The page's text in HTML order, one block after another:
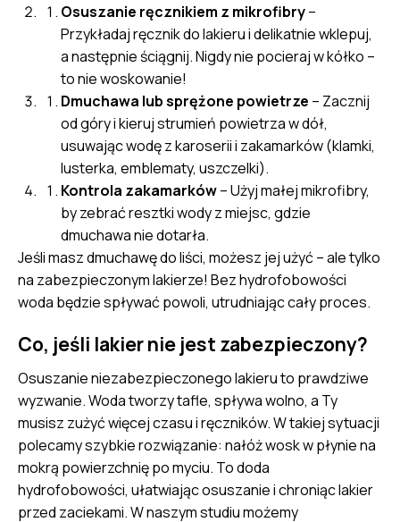
Osuszanie ręcznikiem z mikrofibry–
Przykładaj ręcznik do lakieru i delikatnie wklepuj,
a następnie ściągnij. Nigdy nie pocieraj w kółko –
to nie woskowanie!
Dmuchawa lub sprężone powietrze – Zacznij
od góry i kieruj strumień powietrza w dół,
usuwając wodę z karoserii i zakamarków (klamki,
lusterka, emblematy, uszczelki).
Kontrola zakamarków– Użyj małej mikrofibry,
by zebrać resztki wody z miejsc, gdzie
dmuchawa nie dotarła.
Jeśli masz dmuchawę do liści, możesz jej użyć – ale tylko
na zabezpieczonym lakierze! Bez hydrofobowości
woda będzie spływać powoli, utrudniając cały proces.
Co, jeśli lakier nie jest zabezpieczony?
Osuszanie niezabezpieczonego lakieru to prawdziwe
wyzwanie. Woda tworzy tafle, spływa wolno, a Ty
musisz zużyć więcej czasu i ręczników. W takiej sytuacji
polecamy szybkie rozwiązanie: nałóż wosk w płynie na
mokrą powierzchnię po myciu. To doda
hydrofobowości, ułatwiając osuszanie i chroniąc lakier
przed zaciekami. W naszym studiu możemy